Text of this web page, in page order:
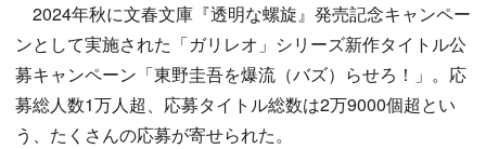
2024年秋に文春文庫『透明な螺旋』発売記念キャンペー
ンとして実施された「ガリレオ」シリーズ新作タイトル公
募キャンペーン「東野圭吾を爆流（バズ）らせろ！」。応
募総人数1万人超、応募タイトル総数は2万9000個超とい
う、たくさんの応募が寄せられた。